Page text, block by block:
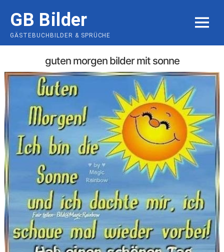
content
GB Bilder
GÄSTEBUCHBILDER & SPRÜCHE
MENU
guten morgen bilder mit sonne